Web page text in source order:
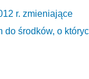
r. zmieniające
środków, o